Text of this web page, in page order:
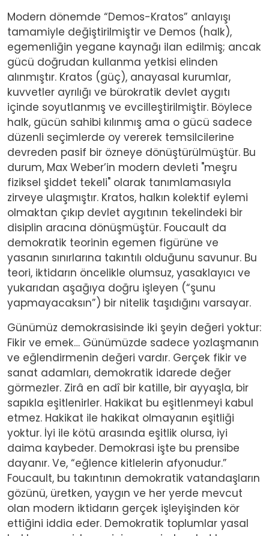
Modern dönemde “Demos-Kratos” anlayışı
tamamiyle değiştirilmiştir ve Demos (halk),
egemenliğin yegane kaynağı ilan edilmiş; ancak
gücü doğrudan kullanma yetkisi elinden
alınmıştır. Kratos (güç), anayasal kurumlar,
kuvvetler ayrılığı ve bürokratik devlet aygıtı
içinde soyutlanmış ve evcilleştirilmiştir. Böylece
halk, gücün sahibi kılınmış ama o gücü sadece
düzenli seçimlerde oy vererek temsilcilerine
devreden pasif bir özneye dönüştürülmüştür. Bu
durum, Max Weber’in modern devleti "meşru
fiziksel şiddet tekeli" olarak tanımlamasıyla
zirveye ulaşmıştır. Kratos, halkın kolektif eylemi
olmaktan çıkıp devlet aygıtının tekelindeki bir
disiplin aracına dönüşmüştür. Foucault da
demokratik teorinin egemen figürüne ve
yasanın sınırlarına takıntılı olduğunu savunur. Bu
teori, iktidarın öncelikle olumsuz, yasaklayıcı ve
yukarıdan aşağıya doğru işleyen (“şunu
yapmayacaksın”) bir nitelik taşıdığını varsayar.
Günümüz demokrasisinde iki şeyin değeri yoktur:
Fikir ve emek… Günümüzde sadece yozlaşmanın
ve eğlendirmenin değeri vardır. Gerçek fikir ve
sanat adamları, demokratik idarede değer
görmezler. Zirâ en adî bir katille, bir ayyaşla, bir
sapıkla eşitlenirler. Hakikat bu eşitlenmeyi kabul
etmez. Hakikat ile hakikat olmayanın eşitliği
yoktur. İyi ile kötü arasında eşitlik olursa, iyi
daima kaybeder. Demokrasi işte bu prensibe
dayanır. Ve, “eğlence kitlelerin afyonudur.”
Foucault, bu takıntının demokratik vatandaşların
gözünü, üretken, yaygın ve her yerde mevcut
olan modern iktidarın gerçek işleyişinden kör
ettiğini iddia eder. Demokratik toplumlar yasal